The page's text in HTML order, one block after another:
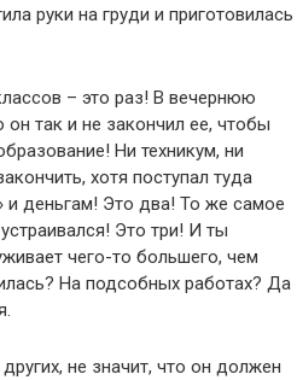
руки на груди и приготовилась
– это раз! В вечернюю
он так и не закончил ее, чтобы
Ни техникум, ни
хотя поступал туда
и деньгам! Это два! То же самое
Это три! И ты
чего-то большего, чем
На подсобных работах? Да
не значит, что он должен